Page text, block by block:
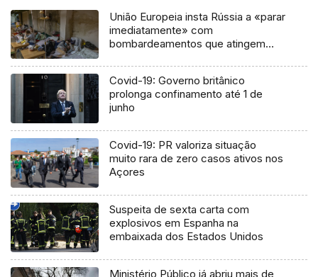
União Europeia insta Rússia a «parar
imediatamente» com
bombardeamentos que atingem
Covid-19: Governo britânico
prolonga confinamento até 1 de
junho
Covid-19: PR valoriza situação
muito rara de zero casos ativos nos
Açores
Suspeita de sexta carta com
explosivos em Espanha na
embaixada dos Estados Unidos
Ministério Público já abriu mais de